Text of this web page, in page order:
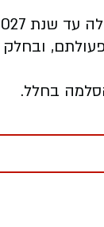
שנת 2027.
פעולתם,